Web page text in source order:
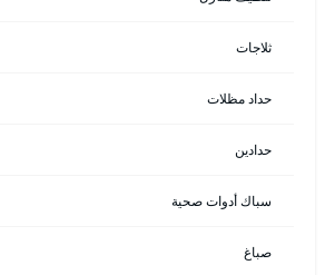
ثلاجات
حداد مظلات
حدادين
سباك أدوات صحية
صباغ